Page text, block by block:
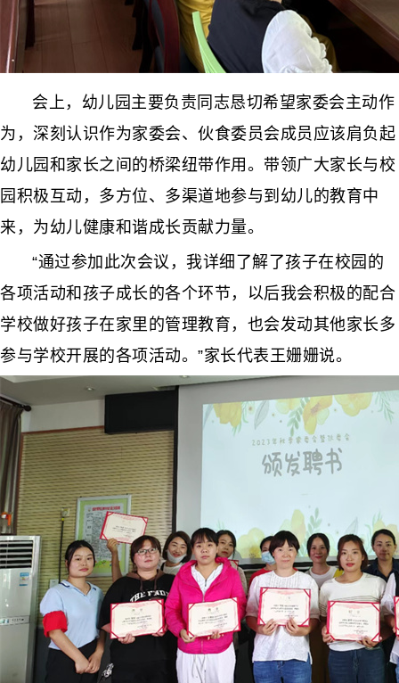
会上，幼儿园主要负责同志恳切希望家委会主动作
为，深刻认识作为家委会、伙食委员会成员应该肩负起
幼儿园和家长之间的桥梁纽带作用。带领广大家长与校
园积极互动，多方位、多渠道地参与到幼儿的教育中
来，为幼儿健康和谐成长贡献力量。
“通过参加此次会议，我详细了解了孩子在校园的
各项活动和孩子成长的各个环节，以后我会积极的配合
学校做好孩子在家里的管理教育，也会发动其他家长多
参与学校开展的各项活动。”家长代表王姗姗说。